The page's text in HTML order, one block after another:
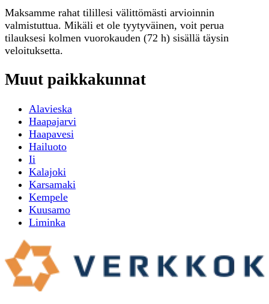
Maksamme rahat tilillesi välittömästi arvioinnin
valmistuttua. Mikäli et ole tyytyväinen, voit perua
tilauksesi kolmen vuorokauden (72 h) sisällä täysin
veloituksetta.
Muut paikkakunnat
Alavieska
Haapajarvi
Haapavesi
Hailuoto
Ii
Kalajoki
Karsamaki
Kempele
Kuusamo
Liminka